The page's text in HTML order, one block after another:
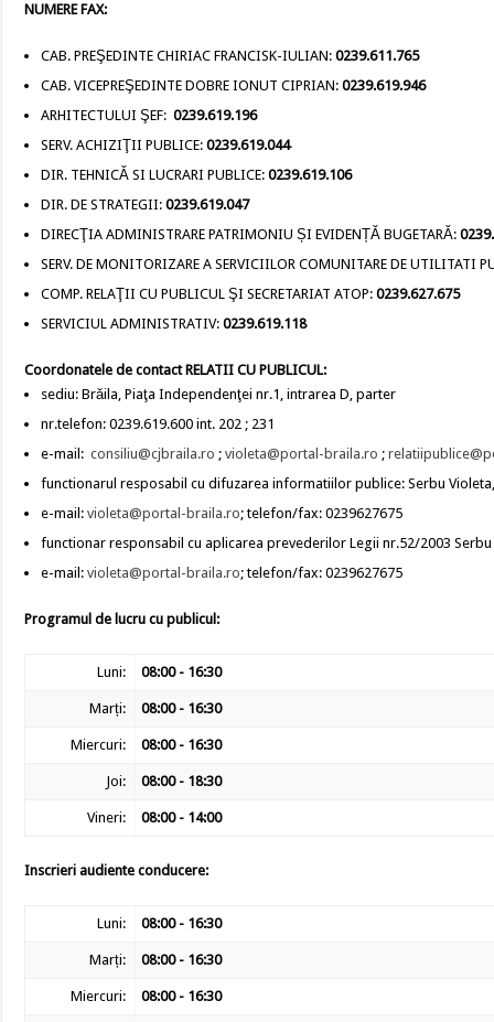
NUMERE FAX:
CAB. PREŞEDINTE CHIRIAC FRANCISK-IULIAN:0239.611.765
CAB. VICEPREŞEDINTE DOBRE IONUT CIPRIAN:0239.619.946
ARHITECTULUI ŞEF:0239.619.196
SERV. ACHIZIŢII PUBLICE:0239.619.044
DIR. TEHNICĂ SI LUCRARI PUBLICE:0239.619.106
DIR. DE STRATEGII:0239.619.047
DIRECŢIA ADMINISTRARE PATRIMONIU ȘI EVIDENȚĂ BUGETARĂ:
SERV. DE MONITORIZARE A SERVICIILOR COMUNITARE DE UTILITATI
COMP. RELAŢII CU PUBLICUL ŞI SECRETARIAT ATOP:0239.627.675
SERVICIUL ADMINISTRATIV:0239.619.118
Coordonatele de contact RELATII CU PUBLICUL:
sediu: Brăila, Piaţa Independenţei nr.1, intrarea D, parter
nr.telefon: 0239.619.600 int. 202 ; 231
e-mail:consiliu@cjbraila.ro ;violeta@portal-braila.ro ;
functionarul resposabil cu difuzarea informatiilor publice: Serbu
e-mail:violeta@portal-braila.ro; telefon/fax: 0239627675
functionar responsabil cu aplicarea prevederilor Legii nr.52/2003
e-mail:violeta@portal-braila.ro; telefon/fax: 0239627675
Programul de lucru cu publicul:
Luni: 08:00 - 16:30
Marți: 08:00 - 16:30
Miercuri: 08:00 - 16:30
Joi: 08:00 - 18:30
Vineri: 08:00 - 14:00
Inscrieri audiente conducere:
Luni: 08:00 - 16:30
Marți: 08:00 - 16:30
Miercuri: 08:00 - 16:30